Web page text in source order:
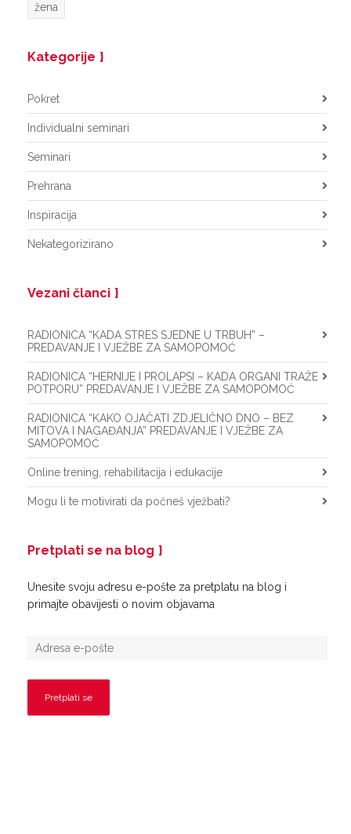
žena
Kategorije
Pokret
Individualni seminari
Seminari
Prehrana
Inspiracija
Nekategorizirano
Vezani članci
RADIONICA “KADA STRES SJEDNE U TRBUH” –
PREDAVANJE I VJEŽBE ZA SAMOPOMOĆ
RADIONICA “HERNIJE I PROLAPSI – KADA ORGANI TRAŽE
POTPORU” PREDAVANJE I VJEŽBE ZA SAMOPOMOĆ
RADIONICA “KAKO OJAČATI ZDJELIČNO DNO – BEZ
MITOVA I NAGAĐANJA” PREDAVANJE I VJEŽBE ZA
SAMOPOMOĆ
Online trening, rehabilitacija i edukacije
Mogu li te motivirati da počneš vježbati?
Pretplati se na blog
Unesite svoju adresu e-pošte za pretplatu na blog i
primajte obavijesti o novim objavama